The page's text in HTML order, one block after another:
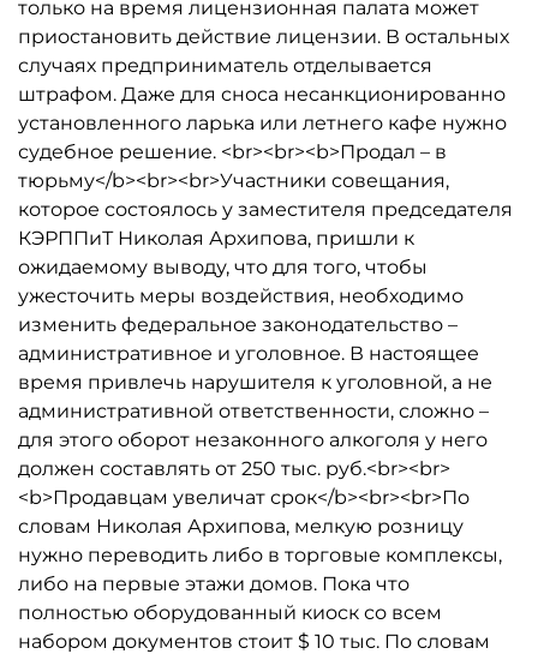
только на время лицензионная палата может
приостановить действие лицензии. В остальных
случаях предприниматель отделывается
штрафом. Даже для сноса несанкционированно
установленного ларька или летнего кафе нужно
судебное решение. <br><br><b>Продал – в
тюрьму</b><br><br>Участники совещания,
которое состоялось у заместителя председателя
КЭРППиТ Николая Архипова, пришли к
ожидаемому выводу, что для того, чтобы
ужесточить меры воздействия, необходимо
изменить федеральное законодательство –
административное и уголовное. В настоящее
время привлечь нарушителя к уголовной, а не
административной ответственности, сложно –
для этого оборот незаконного алкоголя у него
должен составлять от 250 тыс. руб.<br><br>
<b>Продавцам увеличат срок</b><br><br>По
словам Николая Архипова, мелкую розницу
нужно переводить либо в торговые комплексы,
либо на первые этажи домов. Пока что
полностью оборудованный киоск со всем
набором документов стоит $ 10 тыс. По словам